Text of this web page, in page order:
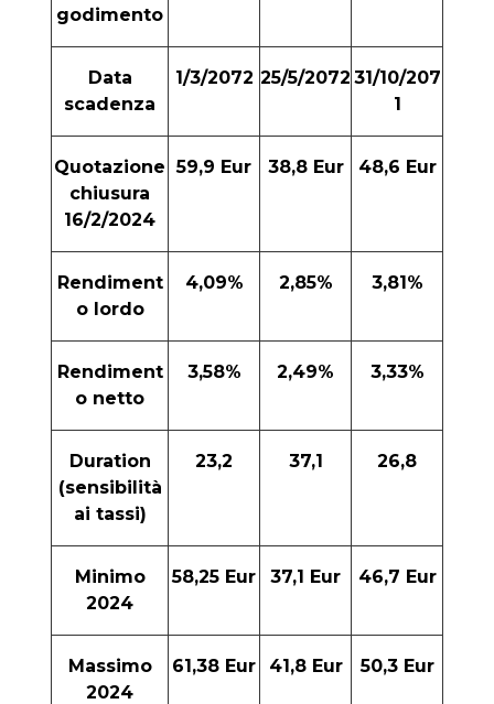
godimento
Data
scadenza
1/3/2072 25/5/2072 31/10/207
1
Quotazione
chiusura
16/2/2024
59,9 Eur 38,8 Eur 48,6 Eur
Rendiment
o lordo
4,09% 2,85% 3,81%
Rendiment
o netto
3,58% 2,49% 3,33%
Duration
(sensibilità
ai tassi)
23,2 37,1 26,8
Minimo
2024
58,25 Eur 37,1 Eur 46,7 Eur
Massimo
2024
61,38 Eur 41,8 Eur 50,3 Eur